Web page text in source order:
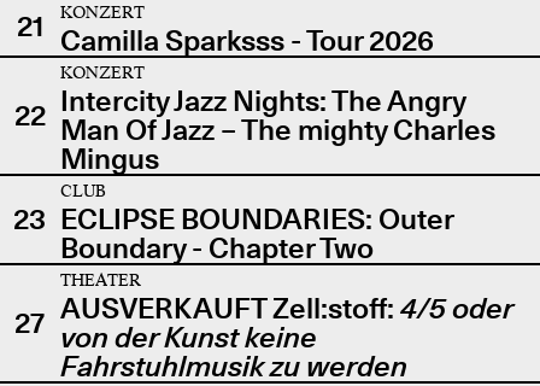
21
KONZERT
Camilla Sparksss - Tour 2026
22
KONZERT
Intercity Jazz Nights: The Angry
Man Of Jazz – The mighty Charles
Mingus
23
CLUB
ECLIPSE BOUNDARIES: Outer
Boundary - Chapter Two
27
THEATER
AUSVERKAUFT Zell:stoff: 4/5 oder
von der Kunst keine
Fahrstuhlmusik zu werden